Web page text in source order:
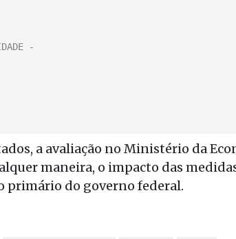
a avaliação no Ministério da
maneira, o impacto das
primário do governo federal.